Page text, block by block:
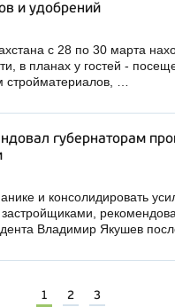
и удобрений
с 28 по 30 марта
в планах у гостей -
…
губернаторам
и консолидировать
застройщиками,
Владимир Якушев
1 2 3